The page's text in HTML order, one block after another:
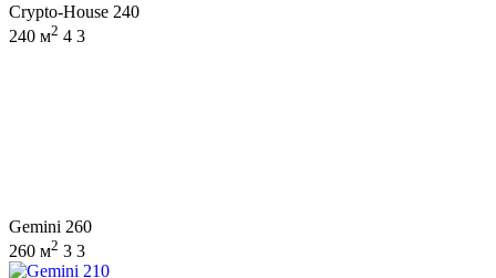
Crypto-House 240
240 м2 4 3
Gemini 260
260 м2 3 3